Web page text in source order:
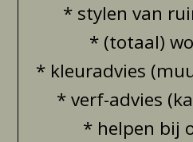
* stylen van
* (totaal)
* kleuradvies
* verf-advies
* helpen bij